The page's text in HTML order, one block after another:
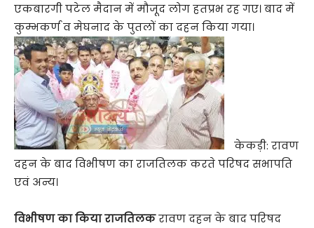
एकबारगी पटेल मैदान में मौजूद लोग हतप्रभ रह गए। बाद में
कुम्भकर्ण व मेघनाद के पुतलों का दहन किया गया।
केकड़ी: रावण
दहन के बाद विभीषण का राजतिलक करते परिषद सभापति
एवं अन्य।
विभीषण का किया राजतिलकरावण दहन के बाद परिषद